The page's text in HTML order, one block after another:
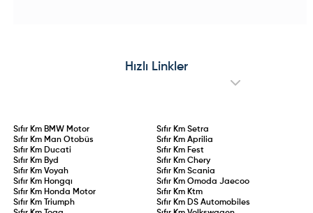
sürücülük süresi kanunlaştı. 75 ceza
puanının aşılması, 0,20 promil üzeri
arızalar ve Ford Edsel’i aratmayan
performansıyla model adeta sınıfta
Hızlı Linkler
Sıfır Km BMW Motor Sıfır Km Setra
Sıfır Km Man Otobüs Sıfır Km Aprilia
Sıfır Km Ducati Sıfır Km Fest
Sıfır Km Byd Sıfır Km Chery
Sıfır KmVoyah Sıfır Km Scania
Sıfır Km Hongqı Sıfır Km Omoda Jaecoo
Sıfır Km Honda Motor Sıfır Km Ktm
Sıfır Km
Triumph Sıfır Km DS Automobiles